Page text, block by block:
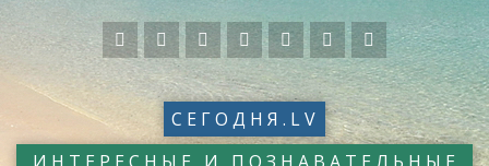
СЕГОДНЯ.LV